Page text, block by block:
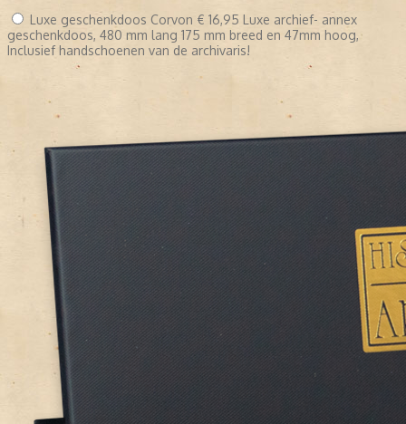
Luxe geschenkdoos Corvon € 16,95 Luxe archief- annex
geschenkdoos, 480 mm lang 175 mm breed en 47mm hoog,
Inclusief handschoenen van de archivaris!